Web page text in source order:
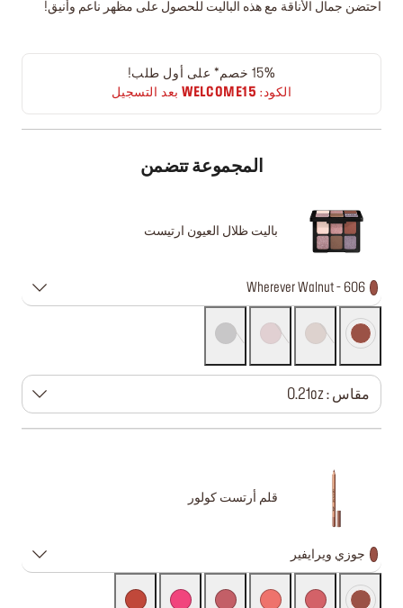
احتضن جمال الأناقة مع هذه الباليت للحصول على مظهر ناعم وأنيق!
15% خصم* على أول طلب!
الكود: WELCOME15بعد التسجيل
المجموعة تتضمن
باليت ظلال العيون ارتيست
606 - Wherever Walnut
مقاس : 0.21oz
قلم أرتست كولور
جوزي ويرايفير